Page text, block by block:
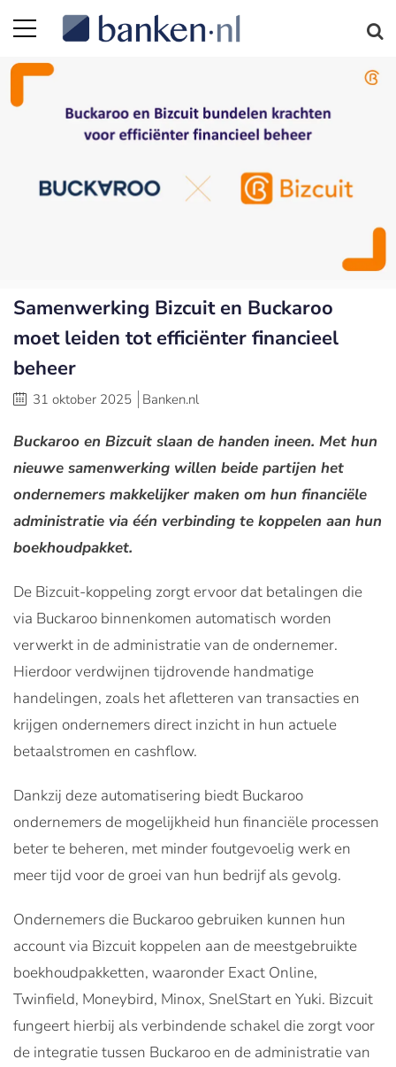
Samenwerking Bizcuit en Buckaroo
moet leiden tot efficiënter financieel
beheer
31 oktober 2025 Banken.nl
Buckaroo en Bizcuit slaan de handen ineen. Met hun
nieuwe samenwerking willen beide partijen het
ondernemers makkelijker maken om hun financiële
administratie via één verbinding te koppelen aan hun
boekhoudpakket.
De Bizcuit-koppeling zorgt ervoor dat betalingen die
via Buckaroo binnenkomen automatisch worden
verwerkt in de administratie van de ondernemer.
Hierdoor verdwijnen tijdrovende handmatige
handelingen, zoals het afletteren van transacties en
krijgen ondernemers direct inzicht in hun actuele
betaalstromen en cashflow.
Dankzij deze automatisering biedt Buckaroo
ondernemers de mogelijkheid hun financiële processen
beter te beheren, met minder foutgevoelig werk en
meer tijd voor de groei van hun bedrijf als gevolg.
Ondernemers die Buckaroo gebruiken kunnen hun
account via Bizcuit koppelen aan de meestgebruikte
boekhoudpakketten, waaronder Exact Online,
Twinfield, Moneybird, Minox, SnelStart en Yuki. Bizcuit
fungeert hierbij als verbindende schakel die zorgt voor
de integratie tussen Buckaroo en de administratie van